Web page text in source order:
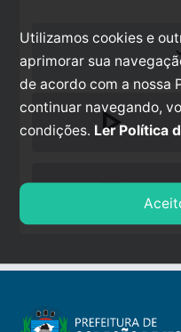
play_arrow
stop
Utilizamos cookies e
aprimorar sua
de acordo com a nossa
continuar navegando,
condições. Ler Política